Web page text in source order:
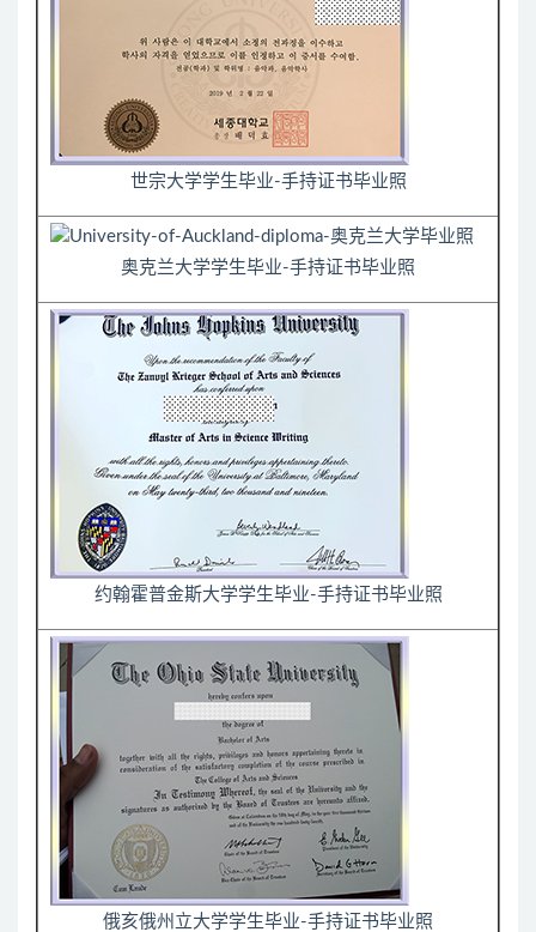
世宗大学学生毕业-手持证书毕业照
奥克兰大学学生毕业-手持证书毕业照
约翰霍普金斯大学学生毕业-手持证书毕业照
俄亥俄州立大学学生毕业-手持证书毕业照